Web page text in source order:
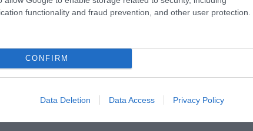
functionality and fraud prevention, and other user protection.
CONFIRM
Data Deletion Data Access Privacy Policy